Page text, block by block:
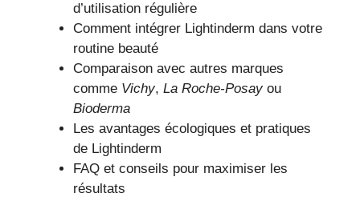
d’utilisation régulière
Comment intégrer Lightinderm dans votre
routine beauté
Comparaison avec autres marques
comme Vichy, La Roche-Posayou
Bioderma
Les avantages écologiques et pratiques
de Lightinderm
FAQ et conseils pour maximiser les
résultats